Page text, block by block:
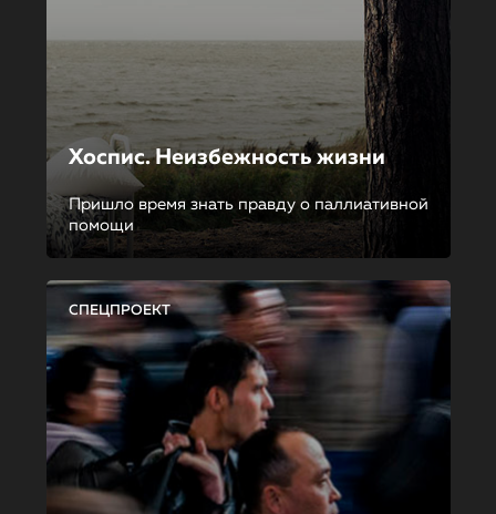
Хоспис. Неизбежность жизни
Пришло время знать правду о паллиативной
помощи
СПЕЦПРОЕКТ